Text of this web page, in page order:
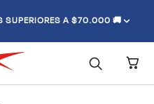
SUPERIORES A $70.000 🚚